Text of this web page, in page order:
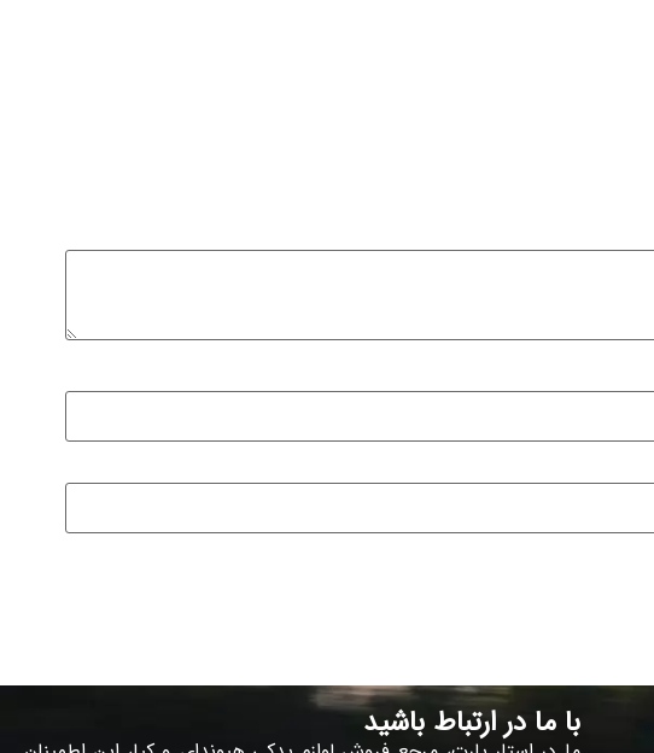
با ما در ارتباط باشید